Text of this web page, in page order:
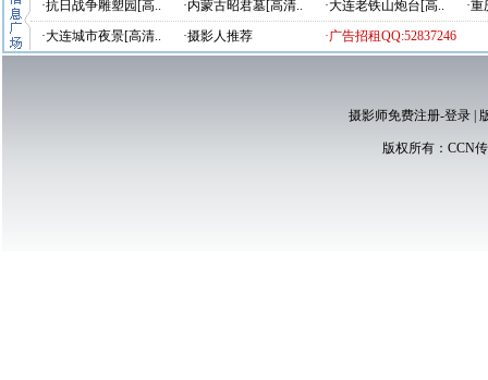
·抗日战争雕塑园[高.. ·内蒙古昭君墓[高清.. ·大连老铁山炮台[高..
·
·大连城市夜景[高清..
·摄影人推荐 ·广告招租QQ:52837246
摄影师免费注册-登录|
版权所有： CCN